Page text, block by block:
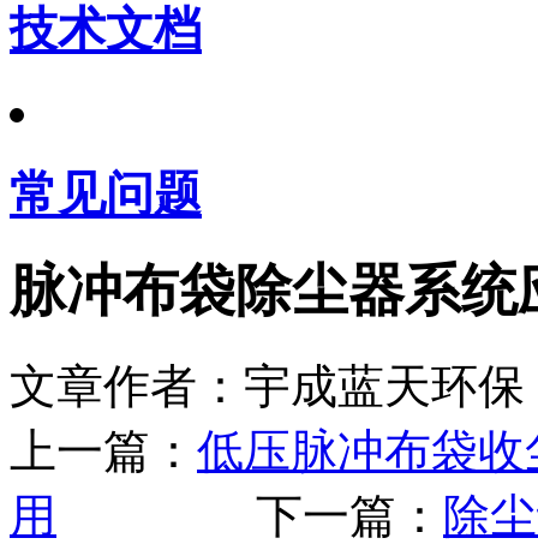
技术文档
常见问题
脉冲布袋除尘器系
文章作者：宇成蓝天
上一篇： 低压脉冲布袋
用
下一篇： 除